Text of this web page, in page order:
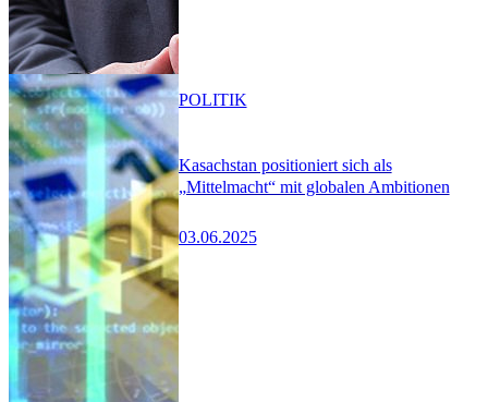
Kasachstan positioniert sich als
„Mittelmacht“ mit globalen Ambitionen
03.06.2025
POLITIK